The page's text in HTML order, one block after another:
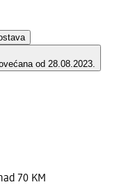
od 28.08.2023.
70 KM